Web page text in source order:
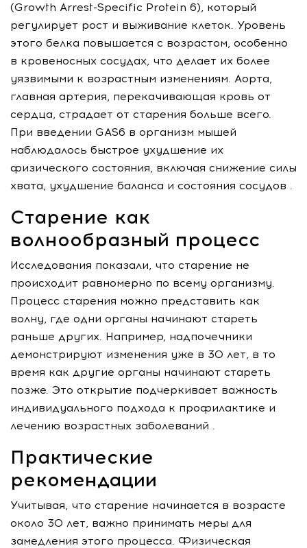
(Growth Arrest-Specific Protein 6), который
регулирует рост и выживание клеток. Уровень
этого белка повышается с возрастом, особенно
в кровеносных сосудах, что делает их более
уязвимыми к возрастным изменениям. Аорта,
главная артерия, перекачивающая кровь от
сердца, страдает от старения больше всего.
При введении GAS6 в организм мышей
наблюдалось быстрое ухудшение их
физического состояния, включая снижение силы
хвата, ухудшение баланса и состояния сосудов .
Старение как
волнообразный процесс
Исследования показали, что старение не
происходит равномерно по всему организму.
Процесс старения можно представить как
волну, где одни органы начинают стареть
раньше других. Например, надпочечники
демонстрируют изменения уже в 30 лет, в то
время как другие органы начинают стареть
позже. Это открытие подчеркивает важность
индивидуального подхода к профилактике и
лечению возрастных заболеваний .
Практические
рекомендации
Учитывая, что старение начинается в возрасте
около 30 лет, важно принимать меры для
замедления этого процесса. Физическая